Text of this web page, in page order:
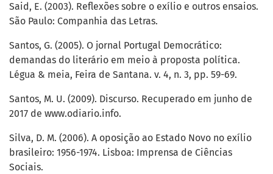
Said, E. (2003). Reflexões sobre o exílio e outros ensaios.
São Paulo: Companhia das Letras.
Santos, G. (2005). O jornal Portugal Democrático:
demandas do literário em meio à proposta política.
Légua & meia, Feira de Santana. v. 4, n. 3, pp. 59-69.
Santos, M. U. (2009). Discurso. Recuperado em junho de
2017 de www.odiario.info.
Silva, D. M. (2006). A oposição ao Estado Novo no exílio
brasileiro: 1956-1974. Lisboa: Imprensa de Ciências
Sociais.